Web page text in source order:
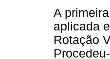
A
aplicada
Rotação